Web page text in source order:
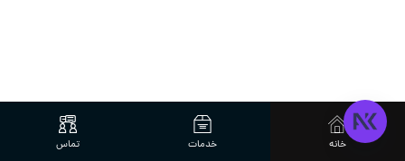
خانه خدمات تماس